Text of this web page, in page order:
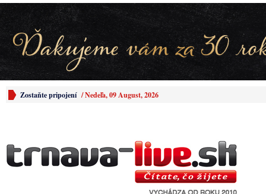
Zostaňte pripojení /Nedeľa, 09 August, 2026